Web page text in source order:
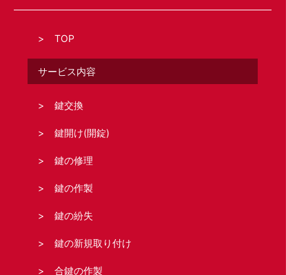
TOP
サービス内容
鍵交換
鍵開け(開錠)
鍵の修理
鍵の作製
鍵の紛失
鍵の新規取り付け
合鍵の作製